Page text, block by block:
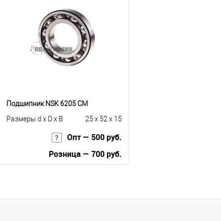
Купить в 1 клик
К сравнению
В избранное
Под заказ
Подшипник NSK 6205 CM
Размеры d x D x B
25 x 52 x 15
Опт — 500 руб.
Розница — 700 руб.